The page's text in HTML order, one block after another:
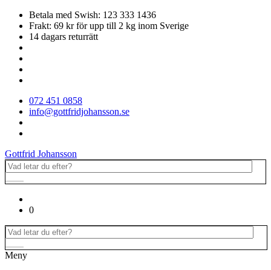
Betala med Swish: 123 333 1436
Frakt: 69 kr för upp till 2 kg inom Sverige
14 dagars returrätt
072 451 0858
info@gottfridjohansson.se
Gottfrid Johansson
0
Meny